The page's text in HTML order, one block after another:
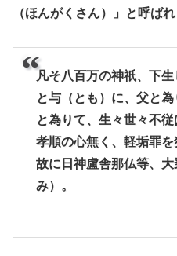
（ほんがくさん）」と呼ば
凡そ八百万の神祇、下
と与（とも）に、父と
と為りて、生々世々不従
孝順の心無く、軽垢罪を
故に日神盧舎那仏等、
み）。